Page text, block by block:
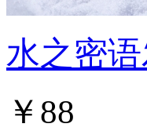
水之密
￥88